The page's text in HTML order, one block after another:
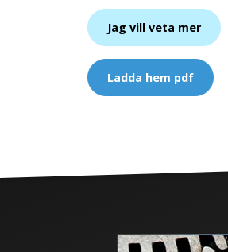
Jag vill veta mer
Ladda hem pdf